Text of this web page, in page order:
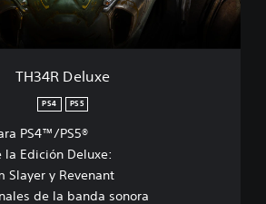
TH34R Deluxe
PS4 PS5
PS4™/PS5®
la Edición Deluxe:
Slayer y Revenant
de la banda sonora